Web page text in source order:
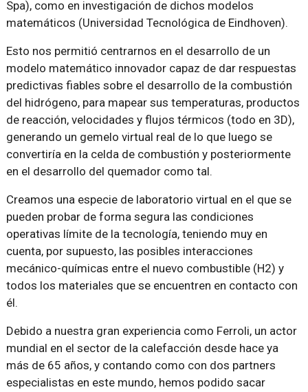
Spa), como en investigación de dichos modelos
matemáticos (Universidad Tecnológica de Eindhoven).
Esto nos permitió centrarnos en el desarrollo de un
modelo matemático innovador capaz de dar respuestas
predictivas fiables sobre el desarrollo de la combustión
del hidrógeno, para mapear sus temperaturas, productos
de reacción, velocidades y flujos térmicos (todo en 3D),
generando un gemelo virtual real de lo que luego se
convertiría en la celda de combustión y posteriormente
en el desarrollo del quemador como tal.
Creamos una especie de laboratorio virtual en el que se
pueden probar de forma segura las condiciones
operativas límite de la tecnología, teniendo muy en
cuenta, por supuesto, las posibles interacciones
mecánico-químicas entre el nuevo combustible (H2) y
todos los materiales que se encuentren en contacto con
él.
Debido a nuestra gran experiencia como Ferroli, un actor
mundial en el sector de la calefacción desde hace ya
más de 65 años, y contando como con dos partners
especialistas en este mundo, hemos podido sacar